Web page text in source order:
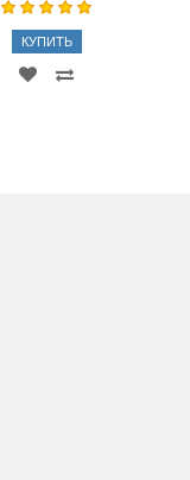
КУПИТЬ